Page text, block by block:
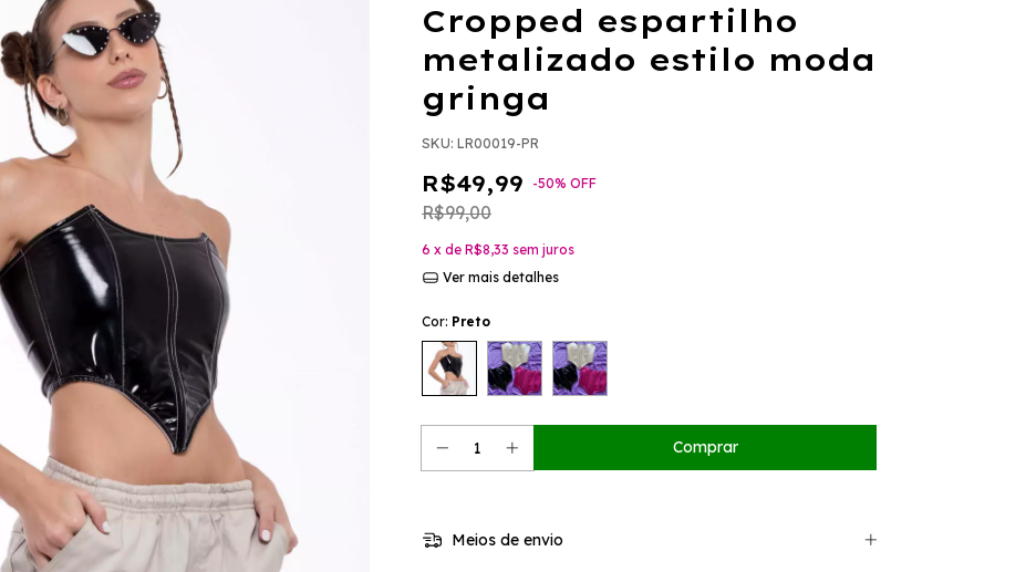
Cropped espartilho
metalizado estilo moda
gringa
SKU: LR00019-PR
R$49,99 -50% OFF
R$99,00
6 x de R$8,33 sem juros
Ver mais detalhes
Cor: Preto
Meios de envio